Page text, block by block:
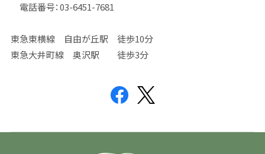
電話番号：03-6451-7681
東急東横線 自由が丘駅 徒歩10分
東急大井町線 奥沢駅 徒歩3分